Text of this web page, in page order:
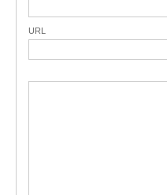
URL